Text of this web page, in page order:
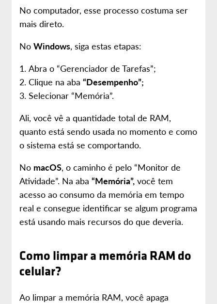
No computador, esse processo costuma ser
mais direto.
No Windows, siga estas etapas:
Abra o “Gerenciador de Tarefas”;
Clique na aba “Desempenho”;
Selecionar “Memória”.
Ali, você vê a quantidade total de RAM,
quanto está sendo usada no momento e como
o sistema está se comportando.
No macOS, o caminho é pelo “Monitor de
Atividade”. Na aba “Memória”, você tem
acesso ao consumo da memória em tempo
real e consegue identificar se algum programa
está usando mais recursos do que deveria.
Como limpar a memória RAM do
celular?
Ao limpar a memória RAM, você apaga